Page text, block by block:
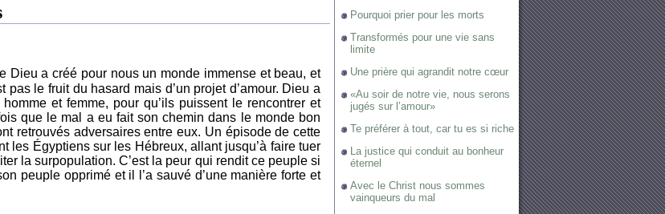
Dieu a créé pour nous un monde immense et beau, et
pas le fruit du hasard mais d’un projet d’amour. Dieu a
et femme, pour qu’ils puissent le rencontrer et
que le mal a eu fait son chemin dans le monde bon
retrouvés adversaires entre eux. Un épisode de cette
les Égyptiens sur les Hébreux, allant jusqu’à faire tuer
la surpopulation. C’est la peur qui rendit ce peuple si
peuple opprimé et il l’a sauvé d’une manière forte et
Pourquoi prier pour les morts
Transformés pour une vie sans
limite
Une prière qui agrandit notre cœur
«Au soir de notre vie, nous serons
jugés sur l’amour»
Te préférer à tout, car tu es si riche
La justice qui conduit au bonheur
éternel
Avec le Christ nous sommes
vainqueurs du mal